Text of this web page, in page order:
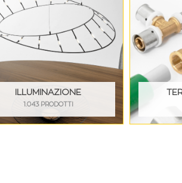
ILLUMINAZIONE
1.043 PRODOTTI